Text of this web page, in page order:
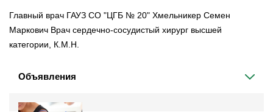
Главный врач ГАУЗ СО "ЦГБ № 20" Хмельникер Семен
Маркович Врач сердечно-сосудистый хирург высшей
категории, К.М.Н.
Объявления